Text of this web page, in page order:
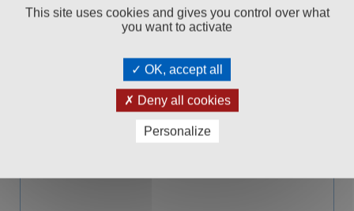
This site uses cookies and gives you control over what
you want to activate
OK, accept all
Deny all cookies
Personalize